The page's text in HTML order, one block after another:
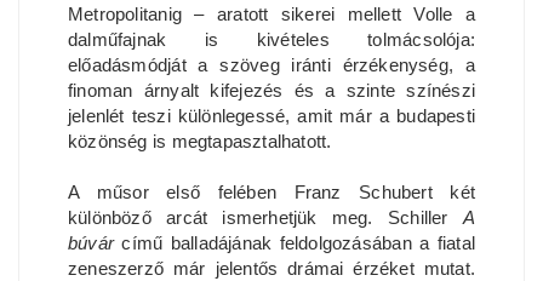
Metropolitanig – aratott sikerei mellett Volle a
dalműfajnak is kivételes tolmácsolója:
előadásmódját a szöveg iránti érzékenység, a
finoman árnyalt kifejezés és a szinte színészi
jelenlét teszi különlegessé, amit már a budapesti
közönség is megtapasztalhatott.
A műsor első felében Franz Schubert két
különböző arcát ismerhetjük meg. Schiller A
búvárcímű balladájának feldolgozásában a fiatal
zeneszerző már jelentős drámai érzéket mutat.